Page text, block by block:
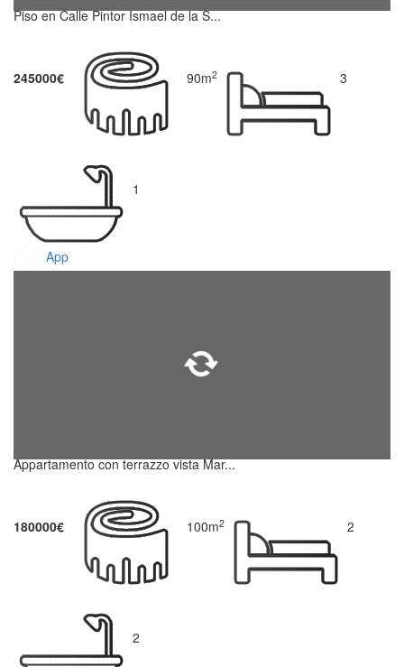
Piso en Calle Pintor Ismael de la S...
245000€ 90m2 3
1
App
Appartamento con terrazzo vista Mar...
180000€ 100m2 2
2